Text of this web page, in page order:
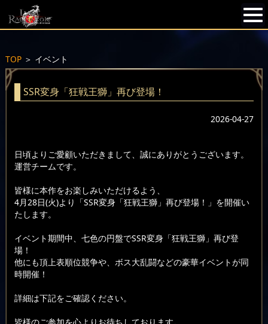
TOP＞ イベント
SSR変身「狂戦王獅」再び登場！
2026-04-27
日頃よりご愛顧いただきまして、誠にありがとうございます。
運営チームです。
皆様に本作をお楽しみいただけるよう、
4月28日(火)より「SSR変身「狂戦王獅」再び登場！」を開催い
たします。
イベント期間中、七色の円盤でSSR変身「狂戦王獅」再び登
場！
他にも頂上表順位競争や、ボス大乱闘などの豪華イベントが同
時開催！
詳細は下記をご確認ください。